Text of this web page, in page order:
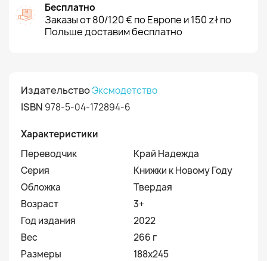
Бесплатно
Заказы от 80/120 € по Европе и 150 zł по
Польше доставим бесплатно
ИздательствоЭксмодетство
ISBN 978-5-04-172894-6
Характеристики
Переводчик
Край Надежда
Серия
Книжки к Новому Году
Обложка
Твердая
Возраст
3+
Год издания
2022
Вес
266 г
Размеры
188x245